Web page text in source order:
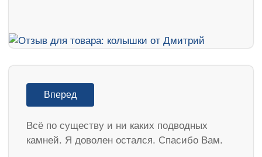
Вперед
Всё по существу и ни каких подводных
камней. Я доволен остался. Спасибо Вам.